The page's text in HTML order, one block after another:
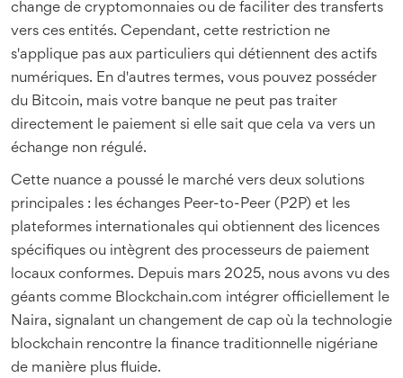
change de cryptomonnaies ou de faciliter des transferts
vers ces entités. Cependant, cette restriction ne
s'applique pas aux particuliers qui détiennent des actifs
numériques. En d'autres termes, vous pouvez posséder
du Bitcoin, mais votre banque ne peut pas traiter
directement le paiement si elle sait que cela va vers un
échange non régulé.
Cette nuance a poussé le marché vers deux solutions
principales : les échanges Peer-to-Peer (P2P) et les
plateformes internationales qui obtiennent des licences
spécifiques ou intègrent des processeurs de paiement
locaux conformes. Depuis mars 2025, nous avons vu des
géants comme Blockchain.com intégrer officiellement le
Naira, signalant un changement de cap où la technologie
blockchain rencontre la finance traditionnelle nigériane
de manière plus fluide.